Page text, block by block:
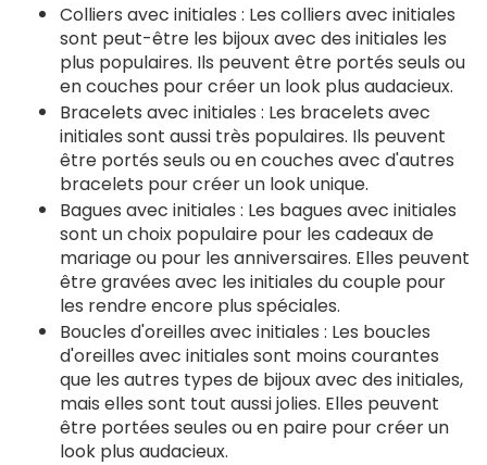
Colliers avec initiales : Les colliers avec initiales
sont peut-être les bijoux avec des initiales les
plus populaires. Ils peuvent être portés seuls ou
en couches pour créer un look plus audacieux.
Bracelets avec initiales : Les bracelets avec
initiales sont aussi très populaires. Ils peuvent
être portés seuls ou en couches avec d'autres
bracelets pour créer un look unique.
Bagues avec initiales : Les bagues avec initiales
sont un choix populaire pour les cadeaux de
mariage ou pour les anniversaires. Elles peuvent
être gravées avec les initiales du couple pour
les rendre encore plus spéciales.
Boucles d'oreilles avec initiales : Les boucles
d'oreilles avec initiales sont moins courantes
que les autres types de bijoux avec des initiales,
mais elles sont tout aussi jolies. Elles peuvent
être portées seules ou en paire pour créer un
look plus audacieux.